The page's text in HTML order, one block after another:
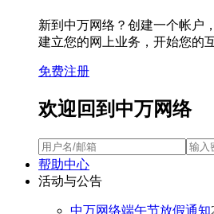
新到中万网络？创建一个帐户，
建立您的网上业务，开始您的
免费注册
欢迎回到中万网络
帮助中心
活动与公告
中万网络端午节放假通知